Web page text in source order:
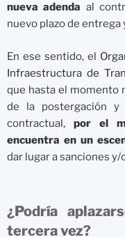
nueva adenda al
nuevo plazo de
En ese sentido, el
Infraestructura de
que hasta el momento
de la postergación y
contractual, por el
encuentra en un
dar lugar a sanciones y/
¿Podría
tercera vez?